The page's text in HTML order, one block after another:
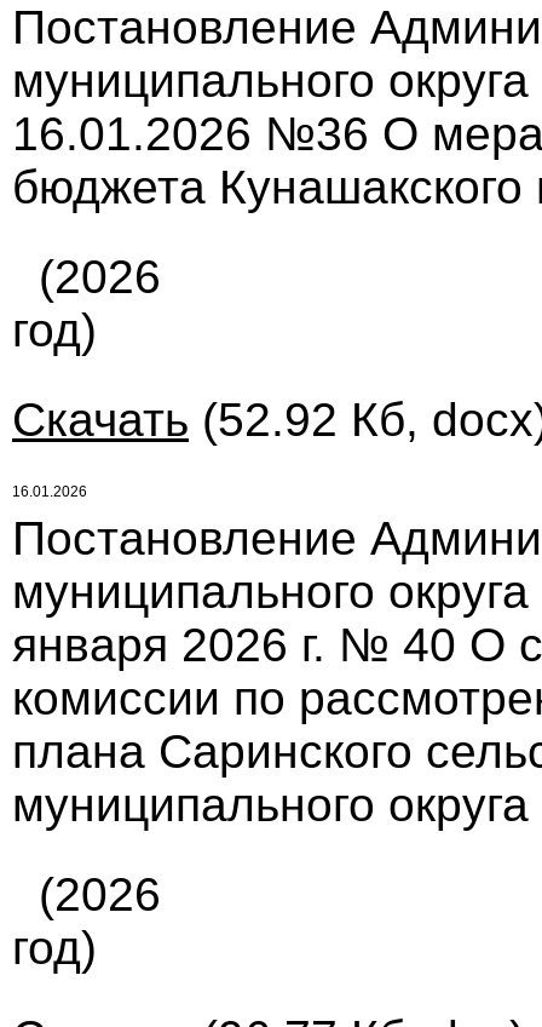
Постановление
муниципального
16.01.2026 №36 О
бюджета Кунашакского
(2026
год)
Скачать (52.92 Кб,
16.01.2026
Постановление
муниципального
января 2026 г. № 40 О
комиссии по
плана Саринского
муниципального округа
(2026
год)